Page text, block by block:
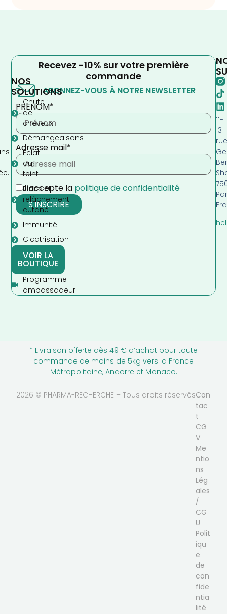
Recevez -10% sur votre première
commande
ABONNEZ-VOUS À NOTRE NEWSLETTER
PRENOM*
Adresse mail*
J’accepte la politique de confidentialité
NOS
SOLUTIONS
Chute
de
cheveux
Démangeaisons
Eclat
du
teint
Rides et
relâchement
cutané
Immunité
Cicatrisation
VOIR LA
BOUTIQUE
Programme
ambassadeur
11-
13
rue
* Livraison offerte dès 49 € d’achat pour toute
commande de moins de 5kg vers la France
Métropolitaine, Andorre et Monaco.
2026 © PHARMA-RECHERCHE – Tous droits réservésCon
tac
t
CG
V
Me
ntio
ns
Lég
ales
/
CG
U
Polit
iqu
e
de
con
fide
ntia
lité